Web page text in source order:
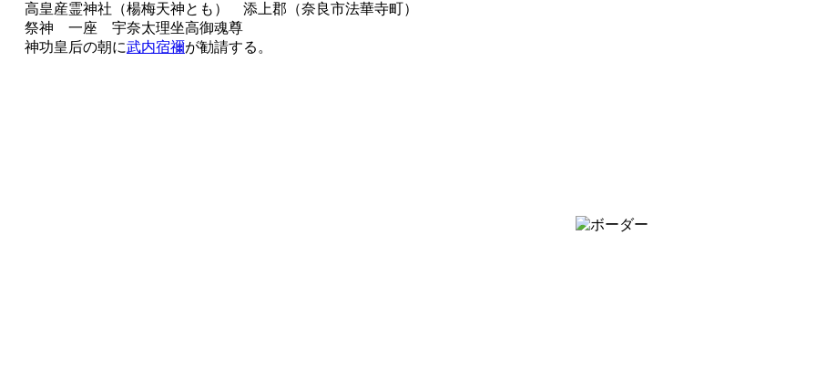
高皇産霊神社（楊梅天神とも） 添上郡（奈良市法華寺町）
祭神 一座 宇奈太理坐高御魂尊
神功皇后の朝に武内宿禰が勧請する。